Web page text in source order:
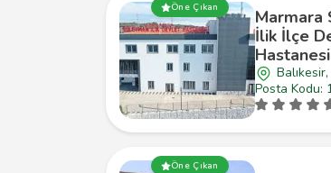
Öne Çıkan
Marmara
İlik İlçe
Hastanesi
Posta Kodu:
Öne Çıkan